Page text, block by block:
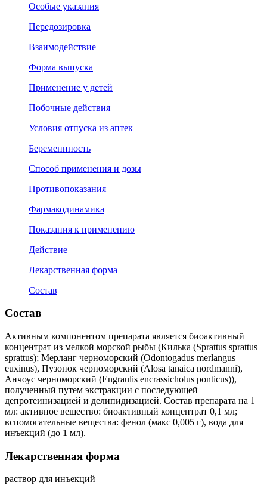
Особые указания
Передозировка
Взаимодействие
Форма выпуска
Применение у детей
Побочные действия
Условия отпуска из аптек
Беременнность
Способ применения и дозы
Противопоказания
Фармакодинамика
Показания к применению
Действие
Лекарственная форма
Состав
Состав
Активным компонентом препарата является биоактивный
концентрат из мелкой морской рыбы (Килька (Sprattus sprattus
sprattus); Мерланг черноморский (Odontogadus merlangus
euxinus), Пузонок черноморский (Alosa tanaica nordmanni),
Анчоус черноморский (Engraulis encrassicholus ponticus)),
полученный путем экстракции с последующей
депротеинизацией и делипидизацией. Состав препарата на 1
мл: активное вещество: биоактивный концентрат 0,1 мл;
вспомогательные вещества: фенол (макс 0,005 г), вода для
инъекций (до 1 мл).
Лекарственная форма
раствор для инъекций